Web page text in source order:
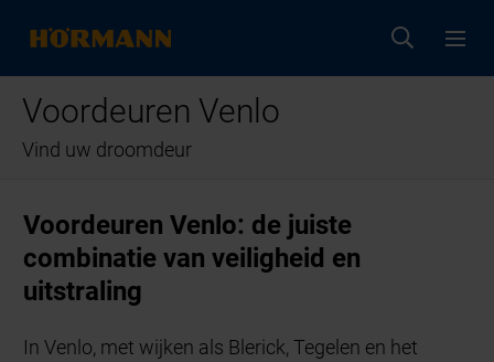
Voordeuren Venlo
Vind uw droomdeur
Voordeuren Venlo: de juiste
combinatie van veiligheid en
uitstraling
In Venlo, met wijken als Blerick, Tegelen en het